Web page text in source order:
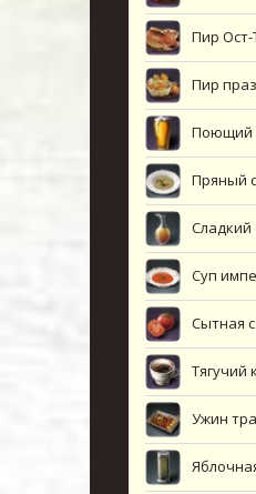
Пир
Пир
Поющий
Пряный
Суп
Сытная
Тягучий
Ужин